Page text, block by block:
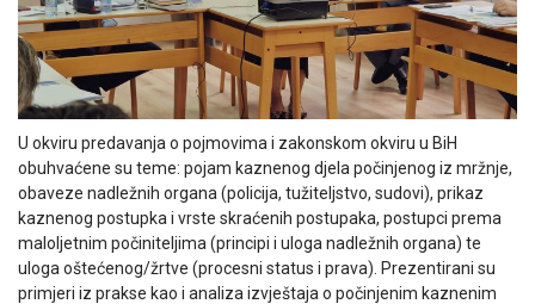
U okviru predavanja o pojmovima i zakonskom okviru u BiH
obuhvaćene su teme: pojam kaznenog djela počinjenog iz mržnje,
obaveze nadležnih organa (policija, tužiteljstvo, sudovi), prikaz
kaznenog postupka i vrste skraćenih postupaka, postupci prema
maloljetnim počiniteljima (principi i uloga nadležnih organa) te
uloga oštećenog/žrtve (procesni status i prava). Prezentirani su
primjeri iz prakse kao i analiza izvještaja o počinjenim kaznenim